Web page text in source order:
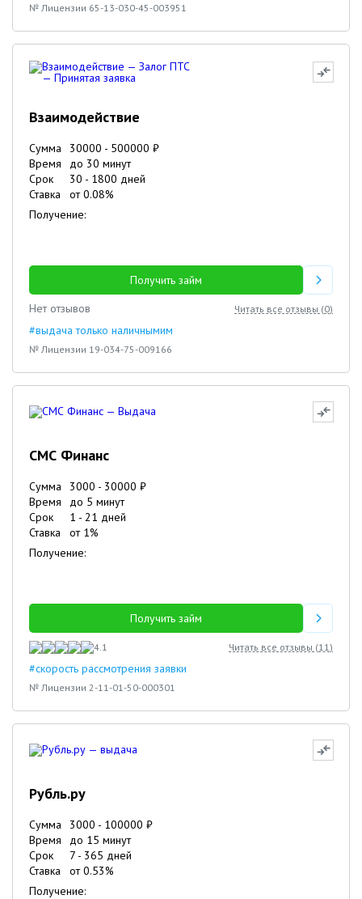
№ Лицензии 65-13-030-45-003951
Взаимодействие
Сумма 30000 - 500000 ₽
Время
до 30 минут
Срок
30 - 1800 дней
Ставка
от0.08%
Получение:
Получить займ
Нет отзывов
Читать все отзывы (0)
#выдача только наличнымим
№ Лицензии 19-034-75-009166
СМС Финанс
Сумма 3000 - 30000 ₽
Время
до 5 минут
Срок
1 - 21 дней
Ставка
от 1%
Получение:
Получить займ
4.1 Читать все отзывы (11)
#скорость рассмотрения заявки
№ Лицензии 2-11-01-50-000301
Рубль.ру
Сумма 3000 - 100000 ₽
Время
до 15 минут
Срок
7 - 365 дней
Ставка
от0.53%
Получение: